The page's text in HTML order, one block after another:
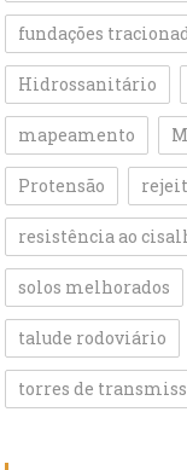
fundações
Hidrossanitário
mapeamento
Protensão
resistência ao
solos melhorados
talude rodoviário
torres de